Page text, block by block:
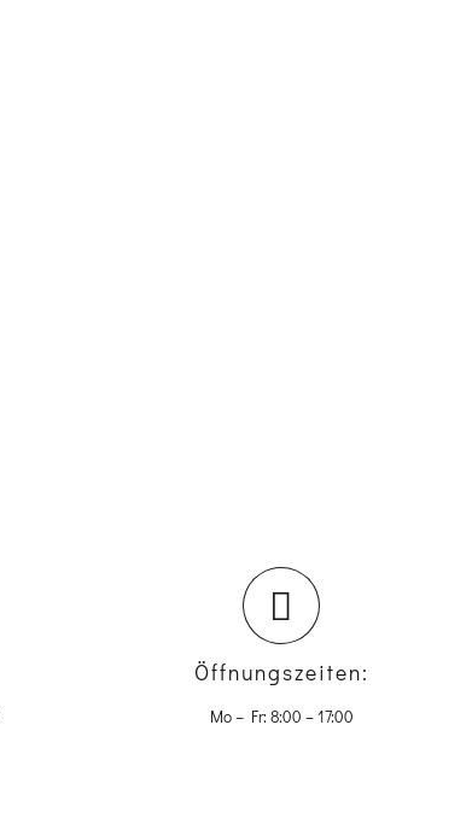
Öffnungszeiten:
Mo – Fr: 8:00 – 17:00